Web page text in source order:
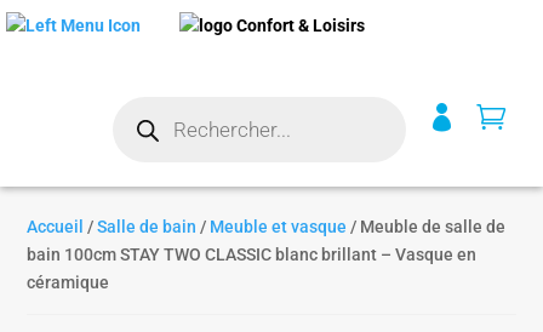
produits
 
Accueil /Salle de bain / Meuble et vasque / Meuble de salle de
bain 100cm STAY TWO CLASSIC blanc brillant – Vasque en
céramique